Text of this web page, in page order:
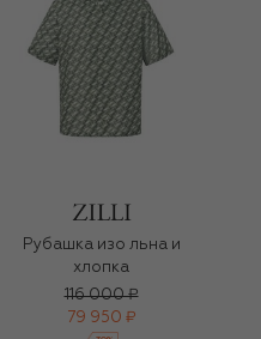
Рубашка изо льна и
хлопка
116 000 ₽
79 950 ₽